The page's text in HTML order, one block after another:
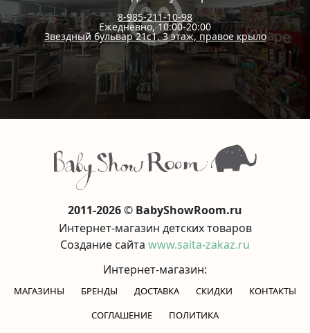
8-985-211-10-98
Ежедневно, 10:00-20:00
Звездный бульвар 21с1, 3 этаж, правое крыло
2011-2026 © BabyShowRoom.ru
Интернет-магазин детских товаров
Создание сайта www.saita-zakaz.ru
Интернет-магазин:
МАГАЗИНЫ БРЕНДЫ ДОСТАВКА СКИДКИ
КОНТАКТЫ
CОГЛАШЕНИЕ
ПОЛИТИКА